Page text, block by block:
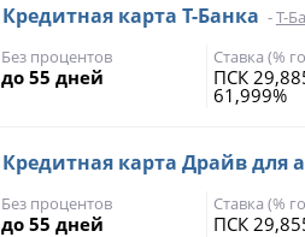
Кредитная карта Т-Банка -Т-
Без процентов
до 55 дней
Ставка (%
ПСК
61,999%
Кредитная карта Драйв для
Без процентов
до 55 дней
Ставка (%
ПСК